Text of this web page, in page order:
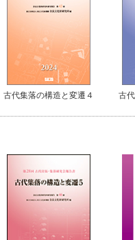
古代集落の構造と変遷４ 古